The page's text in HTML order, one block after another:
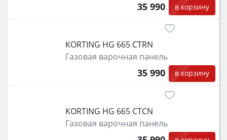
35 990 в корзину
KORTING HG 665 CTRN
Газовая варочная панель
35 990 в корзину
KORTING HG 665 CTCN
Газовая варочная панель